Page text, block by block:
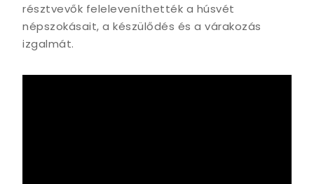
résztvevők feleleveníthették a húsvét
népszokásait, a készülődés és a várakozás
izgalmát.